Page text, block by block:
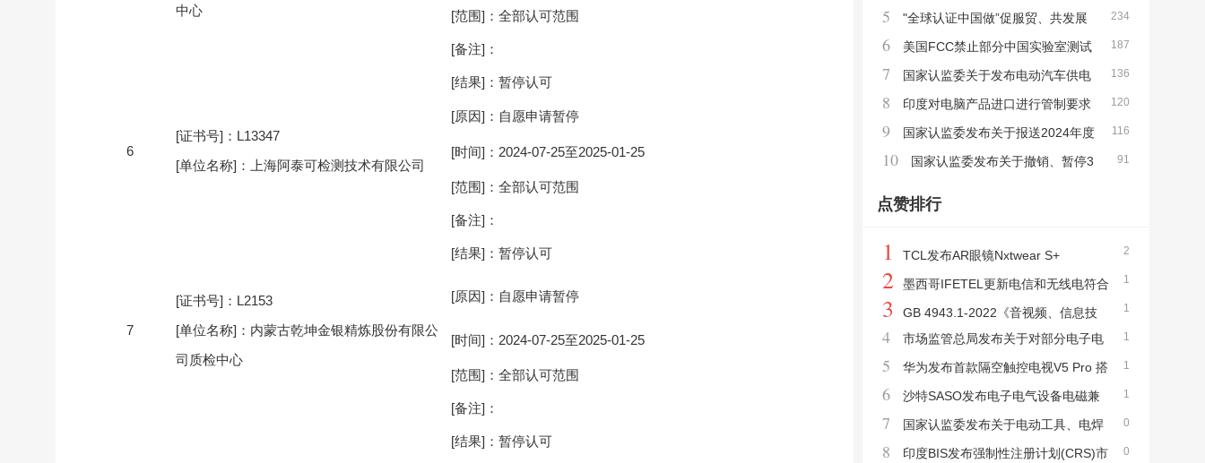
中心
[范围]：全部认可范围
[备注]：
6
[证书号]：L13347
[单位名称]：上海阿泰可检测技术有限公司
[结果]：暂停认可
[原因]：自愿申请暂停
[时间]：2024-07-25至2025-01-25
[范围]：全部认可范围
[备注]：
7
[证书号]：L2153
[单位名称]：内蒙古乾坤金银精炼股份有限公
司质检中心
[结果]：暂停认可
[原因]：自愿申请暂停
[时间]：2024-07-25至2025-01-25
[范围]：全部认可范围
[备注]：
[结果]：暂停认可
携带无CCC认证充电宝登机
234
5
"全球认证中国做”促服贸、共发展
—2023国际认证合作发展大会在苏州召开 187
6
美国FCC禁止部分中国实验室测试
输美电子设备
136
7
国家认监委关于发布电动汽车供电
设备 强制性产品认证实施机构指定决定的公
告
120
8
印度对电脑产品进口进行管制要求
延期3 个月实施
116
9
国家认监委发布关于报送2024年度
认证认可统计数据暨认证机构年度报告的通91
10
国家认监委发布关于撤销、暂停3
点赞排行
2
1 TCL发布AR眼镜Nxtwear S+
1
2
墨西哥IFETEL更新电信和无线电符合
性评估程序PEC及认证指南
1
3
GB 4943.1-2022《音视频、信息技
术和通信技术设备 第1部分:安全要求》新版
标准发布 2023年8月1日实施
1
4
市场监管总局发布关于对部分电子电
器产品不再实行强制性产品CCC认证管理的
公告
1
5
华为发布首款隔空触控电视V5 Pro 搭
载鸿鹄900芯片
1
6
沙特SASO发布电子电气设备电磁兼
容(EMC)技术法规
0
7
国家认监委发布关于电动工具、电焊
机等11项产品CCC认证实施规则的公告
0
8
印度BIS发布强制性注册计划(CRS)市